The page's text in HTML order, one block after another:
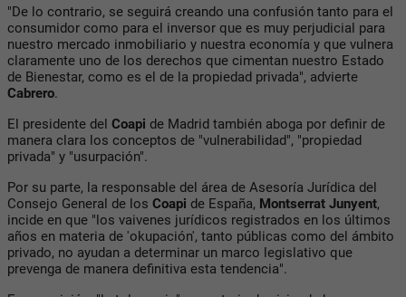
"De lo contrario, se seguirá creando una confusión tanto para el
consumidor como para el inversor que es muy perjudicial para
nuestro mercado inmobiliario y nuestra economía y que vulnera
claramente uno de los derechos que cimentan nuestro Estado
de Bienestar, como es el de la propiedad privada", advierte
Cabrero.
El presidente del Coapi de Madrid también aboga por definir de
manera clara los conceptos de "vulnerabilidad", "propiedad
privada" y "usurpación".
Por su parte, la responsable del área de Asesoría Jurídica del
Consejo General de los Coapi de España, Montserrat Junyent,
incide en que "los vaivenes jurídicos registrados en los últimos
años en materia de 'okupación', tanto públicas como del ámbito
privado, no ayudan a determinar un marco legislativo que
prevenga de manera definitiva esta tendencia".